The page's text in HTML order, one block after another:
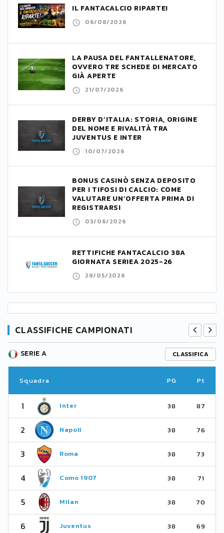
IL FANTACALCIO RIPARTE!
06/08/2026
LA PAUSA DEL FANTALLENATORE,
OVVERO TRE SCHEDE DI MERCATO
GIÀ APERTE
21/07/2026
DERBY D’ITALIA: STORIA, ORIGINE
DEL NOME E RIVALITÀ TRA
JUVENTUS E INTER
10/07/2026
BONUS CASINÒ SENZA DEPOSITO
PER I TIFOSI DI CALCIO: COME
VALUTARE UN’OFFERTA PRIMA DI
REGISTRARSI
03/06/2026
RETTIFICHE FANTACALCIO 38A
GIORNATA SERIEA 2025-26
28/05/2026
CLASSIFICHE CAMPIONATI
SERIE A CLASSIFICA
Squadra PG Pt
1 Inter 38 87
2 Napoli 38 76
3 Roma 38 73
4 Como 1907 38 71
5 Milan 38 70
6 Juventus 38 69